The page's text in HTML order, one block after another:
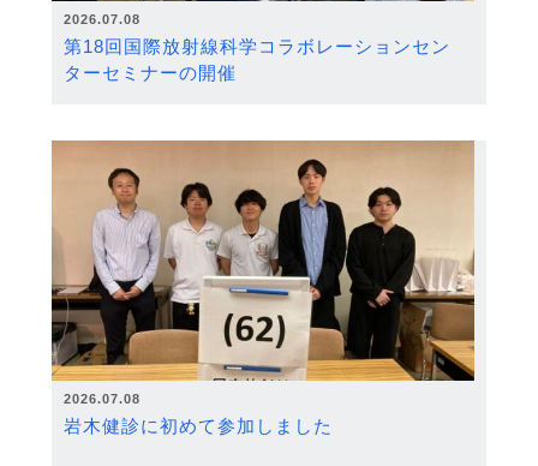
2026.07.08
第18回国際放射線科学コラボレーションセン
ターセミナーの開催
2026.07.08
岩木健診に初めて参加しました